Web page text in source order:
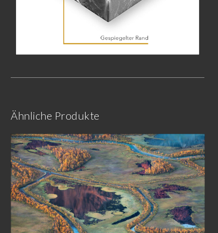
Ähnliche Produkte